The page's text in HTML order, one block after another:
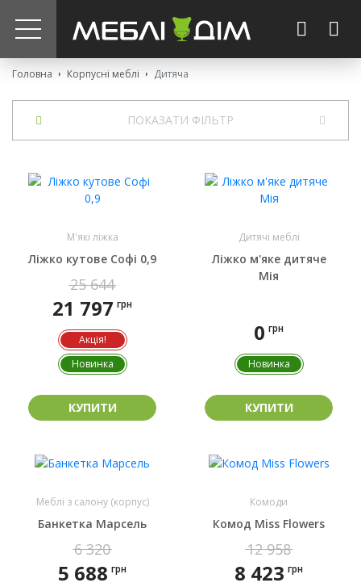
Головна Корпусні меблі Дитяча
ПОКАЗАТИ ФІЛЬТР
М'які ліжка
Ліжко кутове Софі 0,9
25 644
21 797 грн
Акція!
Новинка
КУПИТИ
Дитячі меблі
Ліжко м'яке дитяче
Мія
0 грн
Новинка
КУПИТИ
Меблі з салону (корпус)
Банкетка Марсель
6 320
5 688 грн
Комоди
Комод Miss Flowers
12 958
8 423 грн